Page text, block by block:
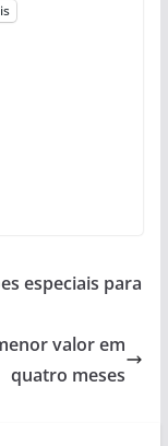
especiais para
valor em
quatro meses